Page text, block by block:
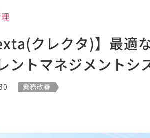
クレクタ)】最適
ントマネジメントシ
業務改善